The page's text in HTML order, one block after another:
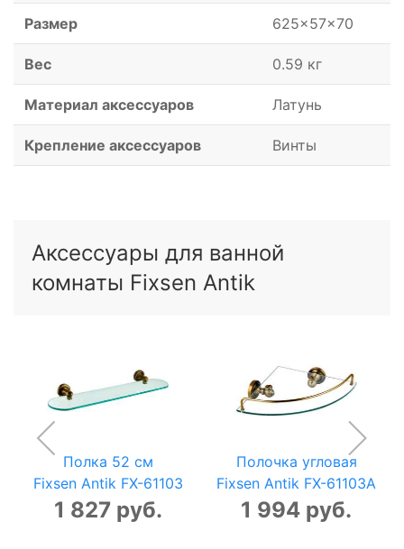
Размер 625x57x70
Вес 0.59 кг
Материал аксессуаров Латунь
Крепление аксессуаров Винты
Аксессуары для ванной
комнаты Fixsen Antik
Полка 52 см
Fixsen Antik FX-61103
1 827 руб.
Полочка угловая
Fixsen Antik FX-61103A
1 994 руб.